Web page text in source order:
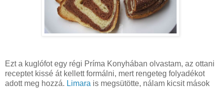
Ezt a kuglófot egy régi Príma Konyhában olvastam, az ottani
receptet kissé át kellett formálni, mert rengeteg folyadékot
adott meg hozzá. Limara is megsütötte, nálam kicsit mások